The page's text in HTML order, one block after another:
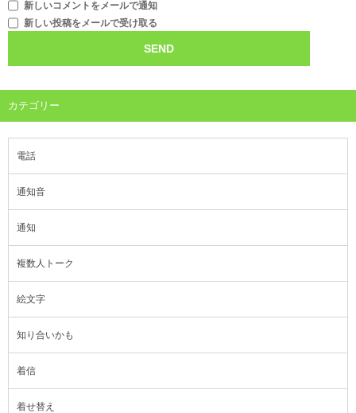
新しいコメントをメールで通知
新しい投稿をメールで受け取る
カテゴリー
電話
通知音
通知
複数人トーク
絵文字
知り合いかも
着信
着せ替え